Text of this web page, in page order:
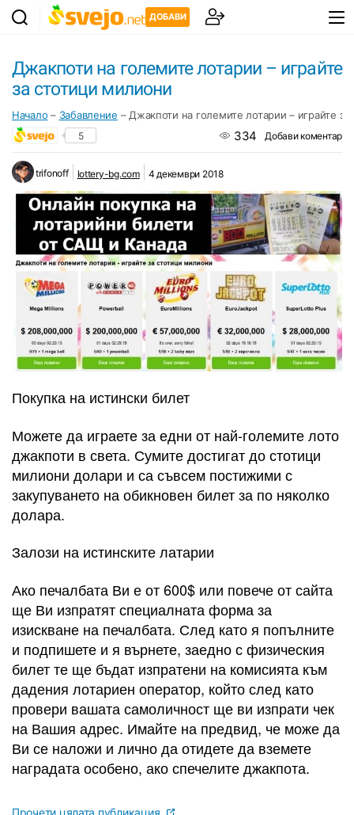
ДОБАВИ
Джакпоти на големите лотарии – играйте
за стотици милиони
Начало – Забавление – Джакпоти на големите лотарии – играйте
5 334 Добави коментар
trifonoff lottery-bg.com 4 декември 2018
Покупка на истински билет
Можете да играете за едни от най-големите лото
джакпоти в света. Сумите достигат до стотици
милиони долари и са съвсем постижими с
закупуването на обикновен билет за по няколко
долара.
Залози на истинските латарии
Ако печалбата Ви е от 600$ или повече от сайта
ще Ви изпратят специалната форма за
изискване на печалбата. След като я попълните
и подпишете и я върнете, заедно с физическия
билет те ще бъдат изпратени на комисията към
дадения лотариен оператор, който след като
провери вашата самоличност ще ви изпрати чек
на Вашия адрес. Имайте на предвид, че може да
Ви се наложи и лично да отидете да вземете
наградата особено, ако спечелите джакпота.
Прочети цялата публикация